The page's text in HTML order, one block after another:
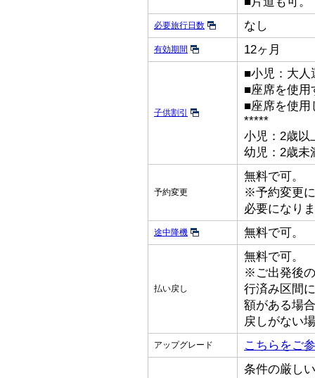
必要旅行日数 なし
有効期間 12ヶ月
子供割引
■小児：大人
■座席を使用
■座席を使用
*****
小児：2歳以
幼児：2歳未
予約変更
無料で可。
※予約変更
必要になり
途中降機 無料で可。
払い戻し
無料で可。
※ご出発後
行済み区間
額がある場
戻しがない
アップグレード こちらをご
条件の厳し